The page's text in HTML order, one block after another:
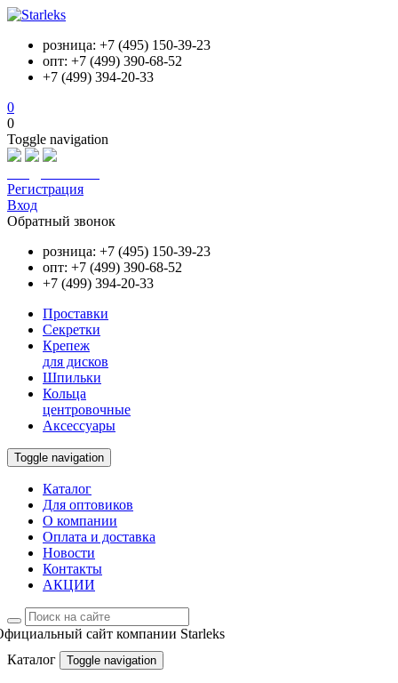
розница: +7 (495) 150-39-23
опт: +7 (499) 390-68-52
+7 (499) 394-20-33
0
0
Toggle navigation
Регистрация
Вход
Обратный звонок
розница: +7 (495) 150-39-23
опт: +7 (499) 390-68-52
+7 (499) 394-20-33
Проставки
Секретки
Крепеж
для дисков
Шпильки
Кольца
центровочные
Аксессуары
Toggle navigation
Каталог
Для оптовиков
О компании
Оплата и доставка
Новости
Контакты
АКЦИИ
сайт компании Starleks
Каталог
Toggle navigation